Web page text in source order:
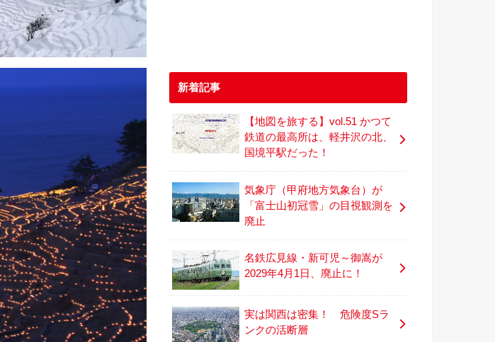
新着記事
【地図を旅する】vol.51 かつて
鉄道の最高所は、軽井沢の北、
国境平駅だった！
気象庁（甲府地方気象台）が
「富士山初冠雪」の目視観測を
廃止
名鉄広見線・新可児～御嵩が
2029年4月1日、廃止に！
実は関西は密集！ 危険度Sラ
ンクの活断層